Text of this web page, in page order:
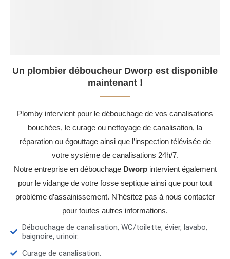
Un plombier déboucheur Dworp est disponible
maintenant !
Plomby intervient pour le débouchage de vos canalisations
bouchées, le curage ou nettoyage de canalisation, la
réparation ou égouttage ainsi que l’inspection télévisée de
votre système de canalisations 24h/7.
Notre entreprise en débouchage Dworpintervient également
pour le vidange de votre fosse septique ainsi que pour tout
problème d’assainissement. N’hésitez pas à nous contacter
pour toutes autres informations.
Débouchage de canalisation, WC/toilette, évier, lavabo,
baignoire, urinoir.
Curage de canalisation.